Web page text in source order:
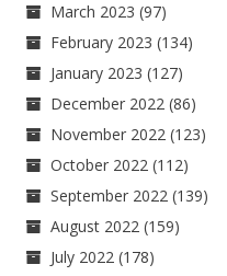
March 2023 (97)
February 2023 (134)
January 2023 (127)
December 2022 (86)
November 2022 (123)
October 2022 (112)
September 2022 (139)
August 2022 (159)
July 2022 (178)